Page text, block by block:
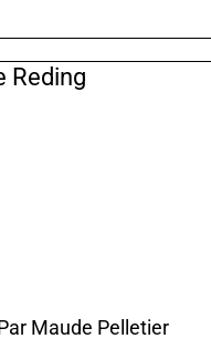
Maude Pelletier